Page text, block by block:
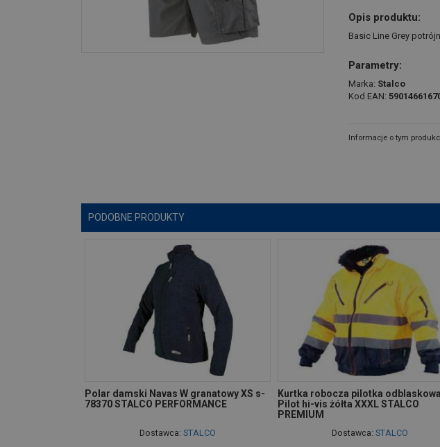
Opis produktu:
Basic Line Grey
Parametry:
Marka: Stalco
Kod EAN:
Informacje o tym
PODOBNE PRODUKTY
Polar damski Navas W granatowy XS s-
78370 STALCO PERFORMANCE
Dostawca: STALCO
Kurtka robocza pilotka odblaskowa
Pilot hi-vis żółta XXXL STALCO
PREMIUM
Dostawca:STALCO